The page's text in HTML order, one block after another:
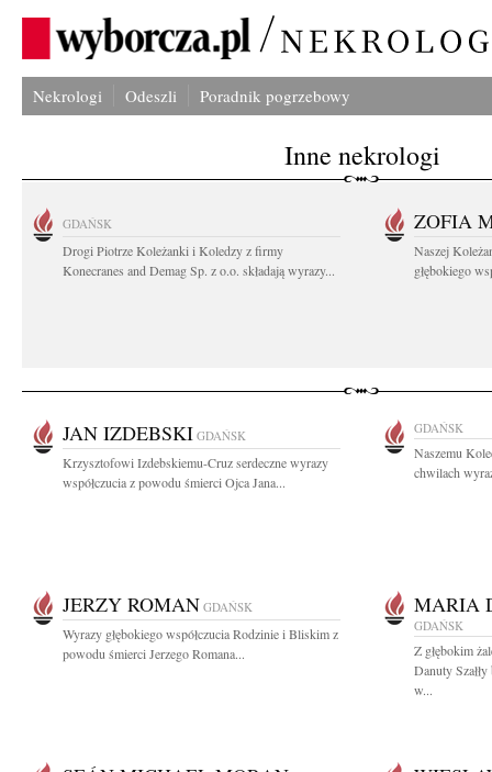
Nekrologi Odeszli Poradnik pogrzebowy
Inne nekrologi
GDAŃSK
Drogi Piotrze Koleżanki i Koledzy z firmy
Konecranes and Demag Sp. z o.o. składają wyrazy...
ZOFIA
Naszej
głębokiego
JAN IZDEBSKI GDAŃSK
Krzysztofowi Izdebskiemu-Cruz serdeczne wyrazy
współczucia z powodu śmierci Ojca Jana...
GDAŃSK
Naszemu
chwilach
JERZY ROMAN GDAŃSK
Wyrazy głębokiego współczucia Rodzinie i Bliskim z
powodu śmierci Jerzego Romana...
MARIA
GDAŃSK
Z głębokim
Danuty
w...